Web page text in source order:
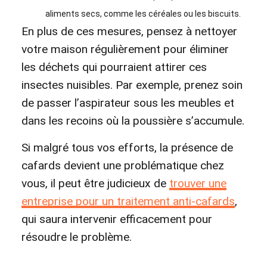
aliments secs, comme les céréales ou les biscuits.
En plus de ces mesures, pensez à nettoyer
votre maison régulièrement pour éliminer
les déchets qui pourraient attirer ces
insectes nuisibles. Par exemple, prenez soin
de passer l’aspirateur sous les meubles et
dans les recoins où la poussière s’accumule.
Si malgré tous vos efforts, la présence de
cafards devient une problématique chez
vous, il peut être judicieux de trouver une
entreprise pour un traitement anti-cafards,
qui saura intervenir efficacement pour
résoudre le problème.